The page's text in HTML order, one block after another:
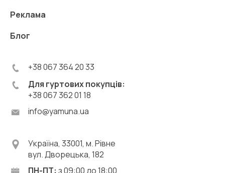
+38 067 364 20 33
Для гуртових покупців:
+38 067 362 01 18
info@yamuna.ua
Реклама
Блог
Україна, 33001, м. Рівне
вул. Дворецька, 182
ПН-ПТ: з 09:00 до 18:00